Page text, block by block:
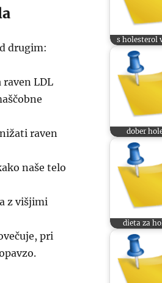
drugim:
raven LDL
raven
naše telo
z višjimi
pri
s holesterol
dober
dieta za